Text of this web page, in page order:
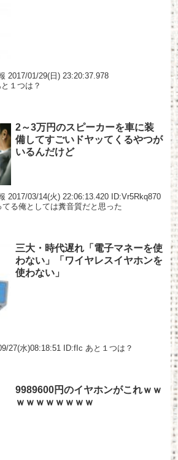
2017/01/29(日) 23:20:37.978
１つは？
2～3万円のスピーカーを車に装
備してすごいドヤッてくるやつが
いるんだけど
2017/03/14(火) 22:06:13.420 ID:Vr5Rkq870
る俺としては糞音質だと思った
三大・時代遅れ「電子マネーを使
わない」「ワイヤレスイヤホンを
使わない」
27(水)08:18:51 ID:fIc あと１つは？
9989600円のイヤホンがこれｗｗ
ｗｗｗｗｗｗｗｗ